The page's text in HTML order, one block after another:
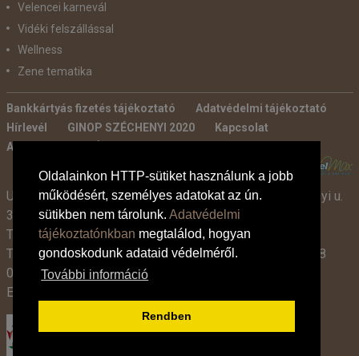
Oldalainkon HTTP-sütiket használunk a jobb
működésért, személyes adatokat az ún.
sütikben nem tárolunk. Adatvédelmi
tájékoztatónkban megtalálod, hogyan
gondoskodunk adataid védelméről.
További információ
Rendben
Velencei karnevál
Vidéki felszállással
Wellness
Zene tematika
Bankkártyás fizetés tájékoztató
Adatvédelmi tájékoztató
Hírlevél
GINOP SZÉCHENYI 2020
Kapcsolat
Ajánlatkérés
Utazási Iroda -TdM Travel Tours Kft. 2600 Vác, Széchenyi u.
3-7.
Tel:
+36 30 331 3359
Tel:
+36 27 319 381, 319 382 (09:00-17:00-ig),
+36 1 408
0134 (09:00-15:00-ig)
E-mail: